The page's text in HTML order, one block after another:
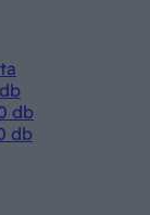
db
db